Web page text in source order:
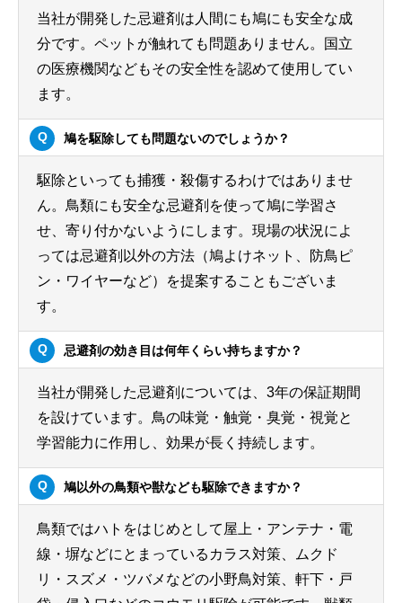
当社が開発した忌避剤は人間にも鳩にも安全な成
分です。ペットが触れても問題ありません。国立
の医療機関などもその安全性を認めて使用してい
ます。
鳩を駆除しても問題ないのでしょうか？
駆除といっても捕獲・殺傷するわけではありませ
ん。鳥類にも安全な忌避剤を使って鳩に学習さ
せ、寄り付かないようにします。現場の状況によ
っては忌避剤以外の方法（鳩よけネット、防鳥ピ
ン・ワイヤーなど）を提案することもございま
す。
忌避剤の効き目は何年くらい持ちますか？
当社が開発した忌避剤については、3年の保証期間
を設けています。鳥の味覚・触覚・臭覚・視覚と
学習能力に作用し、効果が長く持続します。
鳩以外の鳥類や獣なども駆除できますか？
鳥類ではハトをはじめとして屋上・アンテナ・電
線・塀などにとまっているカラス対策、ムクド
リ・スズメ・ツバメなどの小野鳥対策、軒下・戸